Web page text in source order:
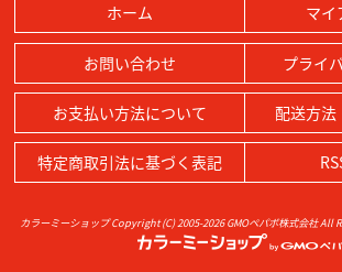
ホーム マイ
お問い合わせ プライ
お支払い方法について 配送方法
特定商取引法に基づく表記
カラーミーショップCopyright (C) 2005-2026GMOペパボ株式会社All